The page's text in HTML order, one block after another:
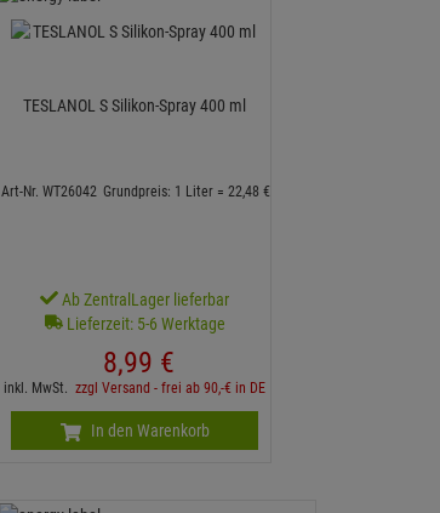
TESLANOL S Silikon-Spray 400 ml
Art-Nr. WT26042 Grundpreis: 1 Liter =22,48 €
Ab ZentralLager lieferbar
Lieferzeit: 5-6 Werktage
8,99 €
inkl. MwSt.zzgl Versand - frei ab 90,-€ in DE
In den Warenkorb